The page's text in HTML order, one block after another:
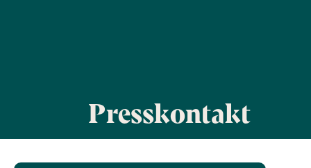
Presskontakt